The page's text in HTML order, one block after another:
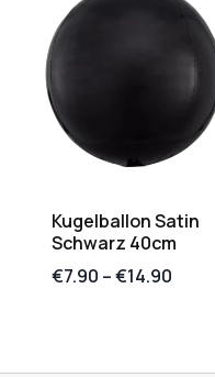
Kugelballon Satin
Schwarz 40cm
€7.90 –€14.90